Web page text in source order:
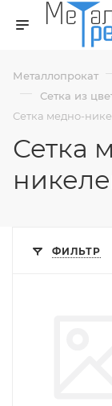
Металлопрокат
— Сетка из
Сетка медно-
Сетка
ФИЛЬТР